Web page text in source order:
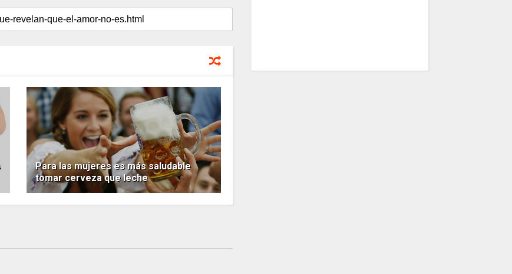
Para las mujeres es más saludable
tomar cerveza que leche